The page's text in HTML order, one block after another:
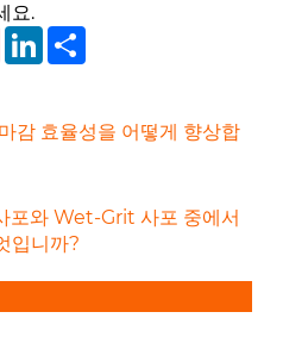
요.
Pinterest
LinkedIn
Share
감 효율성을 어떻게 향상합
포와 Wet-Grit 사포 중에서
입니까?